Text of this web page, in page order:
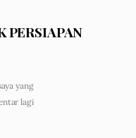
PERSIAPAN
yang
lagi